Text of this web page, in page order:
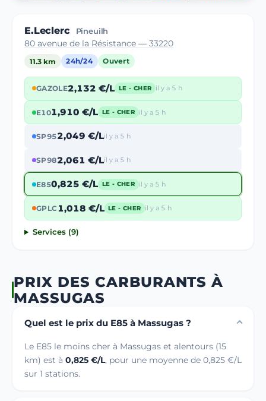
E.Leclerc Pineuilh
80 avenue de la Résistance — 33220
11.3 km 24h/24 Ouvert
GAZOLE2,132 €/L LE - CHER il y a 5 h
E101,910 €/L LE - CHER il y a 5 h
SP952,049 €/Lil y a 5 h
SP982,061 €/Lil y a 5 h
E850,825 €/L LE - CHER il y a 5 h
GPLC1,018 €/L LE - CHER il y a 5 h
Services (9)
PRIX DES CARBURANTS À
MASSUGAS
Quel est le prix du E85 à Massugas ?
Le E85 le moins cher à Massugas et alentours (15
km) est à 0,825 €/L, pour une moyenne de 0,825 €/L
sur 1 stations.